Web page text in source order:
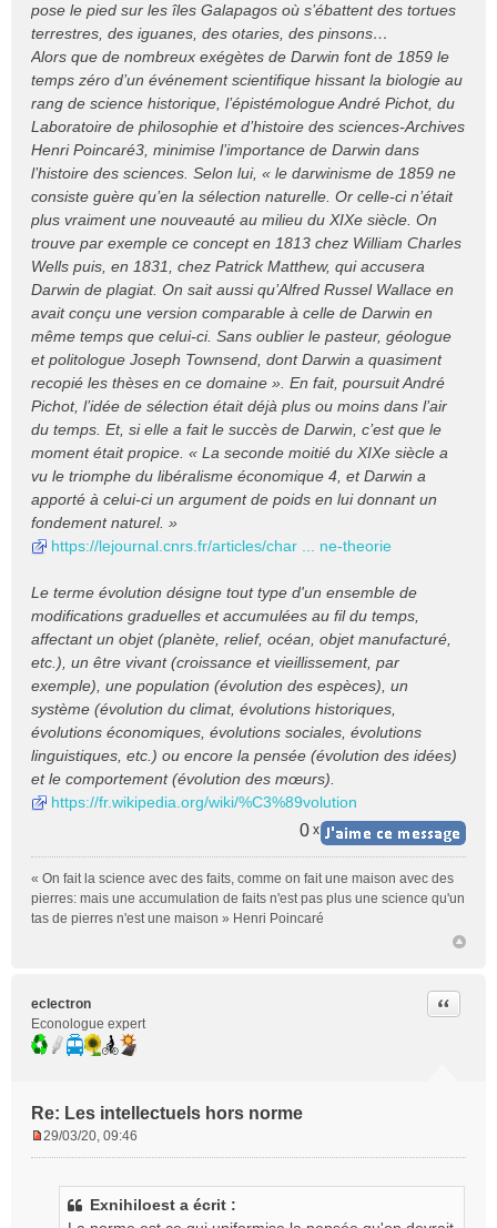
pose le pied sur les îles Galapagos où s’ébattent des tortues
terrestres, des iguanes, des otaries, des pinsons…
Alors que de nombreux exégètes de Darwin font de 1859 le
temps zéro d’un événement scientifique hissant la biologie au
rang de science historique, l’épistémologue André Pichot, du
Laboratoire de philosophie et d’histoire des sciences-Archives
Henri Poincaré3, minimise l’importance de Darwin dans
l’histoire des sciences. Selon lui, « le darwinisme de 1859 ne
consiste guère qu’en la sélection naturelle. Or celle-ci n’était
plus vraiment une nouveauté au milieu du XIXe siècle. On
trouve par exemple ce concept en 1813 chez William Charles
Wells puis, en 1831, chez Patrick Matthew, qui accusera
Darwin de plagiat. On sait aussi qu’Alfred Russel Wallace en
avait conçu une version comparable à celle de Darwin en
même temps que celui-ci. Sans oublier le pasteur, géologue
et politologue Joseph Townsend, dont Darwin a quasiment
recopié les thèses en ce domaine ». En fait, poursuit André
Pichot, l’idée de sélection était déjà plus ou moins dans l’air
du temps. Et, si elle a fait le succès de Darwin, c’est que le
moment était propice. « La seconde moitié du XIXe siècle a
vu le triomphe du libéralisme économique 4, et Darwin a
apporté à celui-ci un argument de poids en lui donnant un
fondement naturel. »
https://lejournal.cnrs.fr/articles/char ... ne-theorie
Le terme évolution désigne tout type d'un ensemble de
modifications graduelles et accumulées au fil du temps,
affectant un objet (planète, relief, océan, objet manufacturé,
etc.), un être vivant (croissance et vieillissement, par
exemple), une population (évolution des espèces), un
système (évolution du climat, évolutions historiques,
évolutions économiques, évolutions sociales, évolutions
linguistiques, etc.) ou encore la pensée (évolution des idées)
et le comportement (évolution des mœurs).
https://fr.wikipedia.org/wiki/%C3%89volution
0 x
« On fait la science avec des faits, comme on fait une maison avec des
pierres: mais une accumulation de faits n'est pas plus une science qu'un
tas de pierres n'est une maison » Henri Poincaré
eclectron
Econologue expert
Re: Les intellectuels hors norme
Citer
29/03/20, 09:46
Exnihiloest a écrit :